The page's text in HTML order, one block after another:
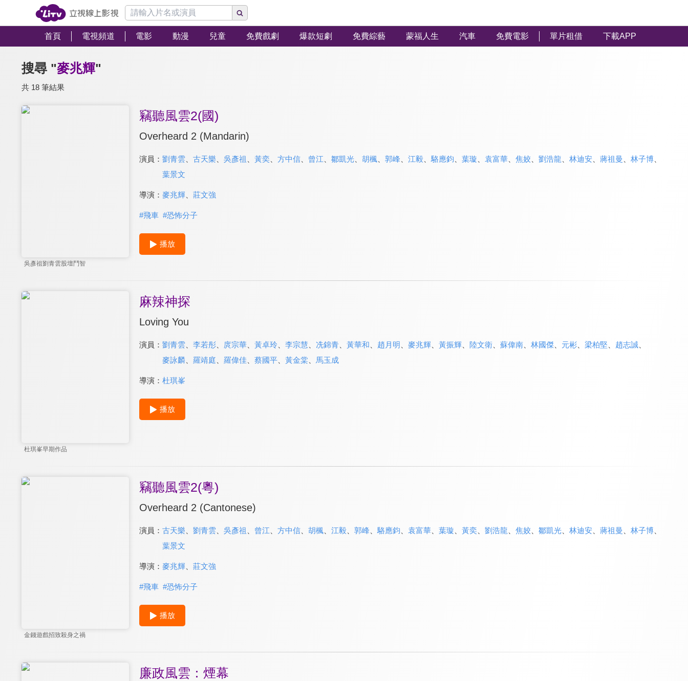
首頁 電視頻道 電影 動漫 兒童 免費戲劇 爆款短劇 免費綜藝 蒙福人生 汽車 免費電影 單片租借 下載APP
搜尋 "麥兆輝"
共 18 筆結果
吳彥祖劉青雲股壇鬥智
竊聽風雲2(國)
Overheard 2 (Mandarin)
演員： 劉青雲 古天樂 吳彥祖 黃奕 方中信、 曾江 鄒凱光、 胡楓、 郭峰 江毅、 駱應鈞 葉璇 袁富華、 焦姣、 劉浩龍 林迪安 蔣祖曼 林子博、
葉景文
導演： 麥兆輝、 莊文強
#飛車 #恐怖分子
播放
杜琪峯早期作品
麻辣神探
Loving You
演員： 劉青雲 李若彤、 庹宗華、 黃卓玲、 李宗慧、 冼錦青、 黃華和 趙月明 麥兆輝、 黃振輝、 陸文衛、 蘇偉南、 林國傑、 元彬、 梁柏堅 趙志誠、
麥詠麟、 羅靖庭 羅偉佳 蔡國平、 黃金棠 馬玉成
導演： 杜琪峯
播放
金錢遊戲招致殺身之禍
竊聽風雲2(粵)
Overheard 2 (Cantonese)
演員： 古天樂 劉青雲 吳彥祖 曾江 方中信、 胡楓、 江毅、 郭峰 駱應鈞 袁富華、 葉璇 黃奕 劉浩龍 焦姣、 鄒凱光、 林迪安 蔣祖曼 林子博、
葉景文
導演： 麥兆輝、 莊文強
#飛車 #恐怖分子
播放
廉政風雲：煙幕